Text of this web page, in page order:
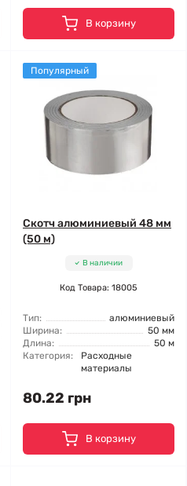
В корзину
Популярный
Скотч алюминиевый 48 мм
(50 м)
В наличии
Код Товара: 18005
Тип:
алюминиевый
Ширина:
50 мм
Длина:
50 м
Категория:
Расходные
материалы
80.22 грн
В корзину